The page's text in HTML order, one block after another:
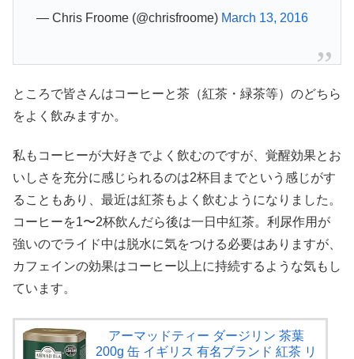
— Chris Froome (@chrisfroome) March 13, 2016
ところで皆さんはコーヒーと茶（紅茶・緑茶等）のどちら
をよく飲みますか。
私もコーヒーが大好きでよく飲むのですが、覚醒効果とお
いしさを充分に感じられるのは2杯目までという感じがす
ることもあり、最近は紅茶もよく飲むようになりました。
コーヒーを1〜2杯飲んだら後は一日中紅茶。利尿作用が
強いのでライド中は脱水に気をつける必要はありますが、
カフェインの効果はコーヒー以上に持続するような気もし
ています。
アーマッドティー ダージリン 茶葉
200g 缶 イギリス 有名ブランド 紅茶 リ